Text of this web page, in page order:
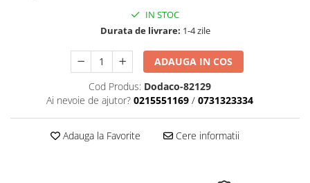
IN STOC
Durata de livrare: 1-4 zile
ADAUGA IN COS
Cod Produs: Dodaco-82129
Ai nevoie de ajutor? 0215551169 / 0731323334
Adauga la Favorite Cere informatii